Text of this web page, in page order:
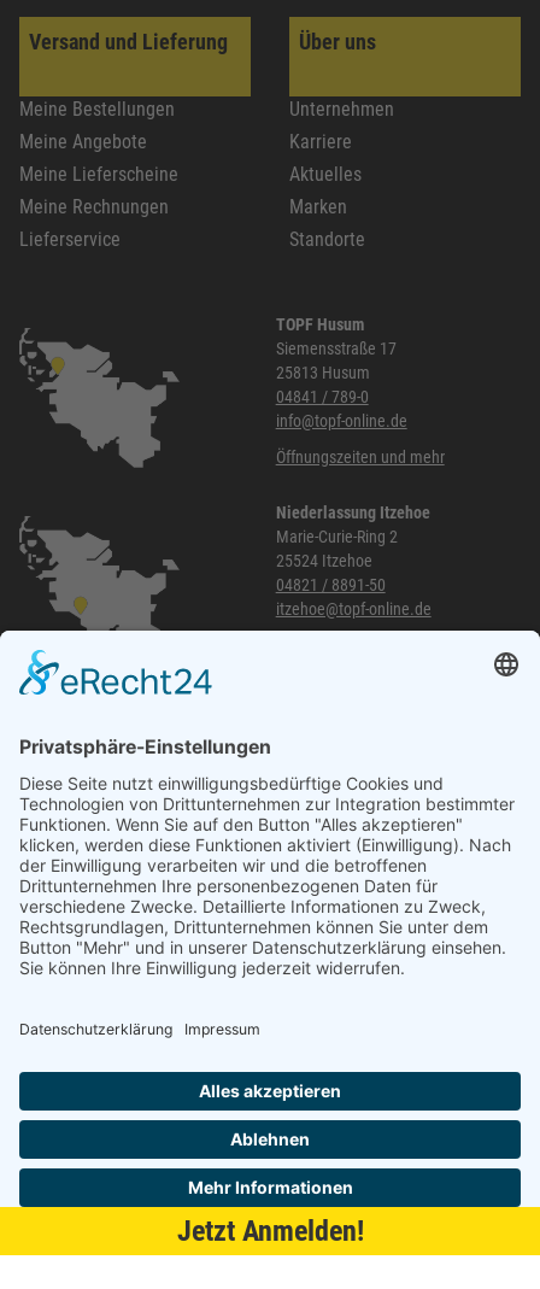
Jetzt Anmelden!
Versand und Lieferung
Meine Bestellungen
Meine Angebote
Meine Lieferscheine
Meine Rechnungen
Lieferservice
Über uns
Unternehmen
Karriere
Aktuelles
Marken
Standorte
TOPF Husum
Siemensstraße 17
25813 Husum
04841 / 789-0
info@topf-online.de
Öffnungszeiten und mehr
Niederlassung Itzehoe
Marie-Curie-Ring 2
25524 Itzehoe
04821 / 8891-50
itzehoe@topf-online.de
040 / 21 04 04 04-04
glinde@topf-online.de
Öffnungszeiten und mehr
Desktop-Version